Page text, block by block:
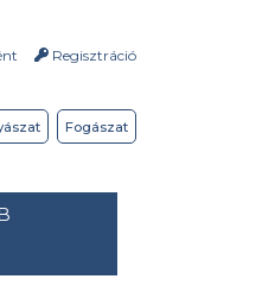
Regisztráció
Fogászat